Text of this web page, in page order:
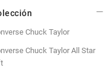
Chuck Taylor
Chuck Taylor All Star